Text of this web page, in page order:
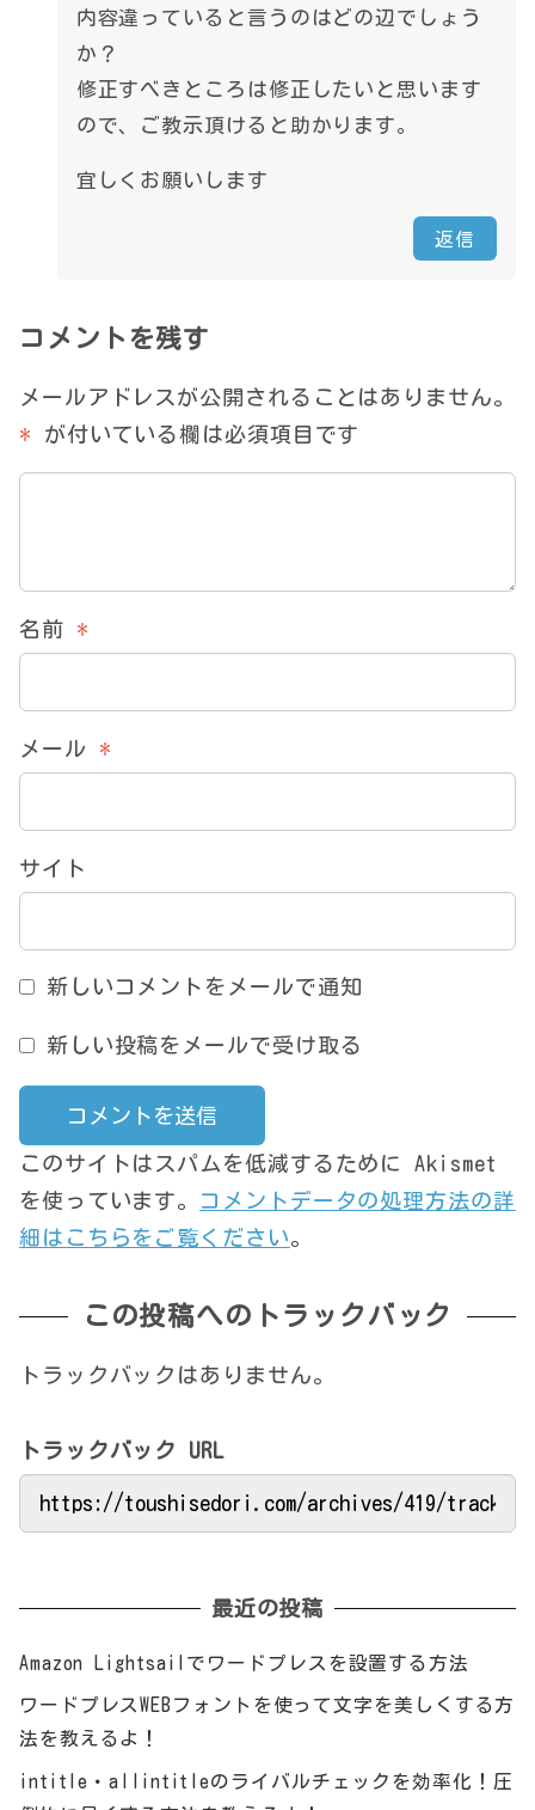
内容違っていると言うのはどの辺でしょう
か？
修正すべきところは修正したいと思います
ので、ご教示頂けると助かります。
宜しくお願いします
返信
コメントを残す
メールアドレスが公開されることはありません。
*
が付いている欄は必須項目です
名前 *
メール *
サイト
新しいコメントをメールで通知
新しい投稿をメールで受け取る
このサイトはスパムを低減するために Akismet
を使っています。
コメントデータの処理方法の詳
細はこちらをご覧ください。
この投稿へのトラックバック
トラックバックはありません。
トラックバック URL
最近の投稿
Amazon Lightsailでワードプレスを設置する方法
ワードプレスWEBフォントを使って文字を美しくする方
法を教えるよ！
intitle・allintitleのライバルチェックを効率化！圧